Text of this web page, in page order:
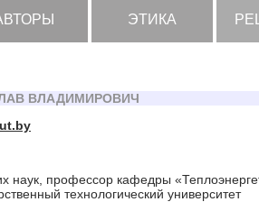
ЭТИКА
ВЛАДИМИРОВИЧ
наук, профессор кафедры
технологический университет